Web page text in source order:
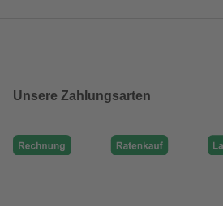
Unsere Zahlungsarten